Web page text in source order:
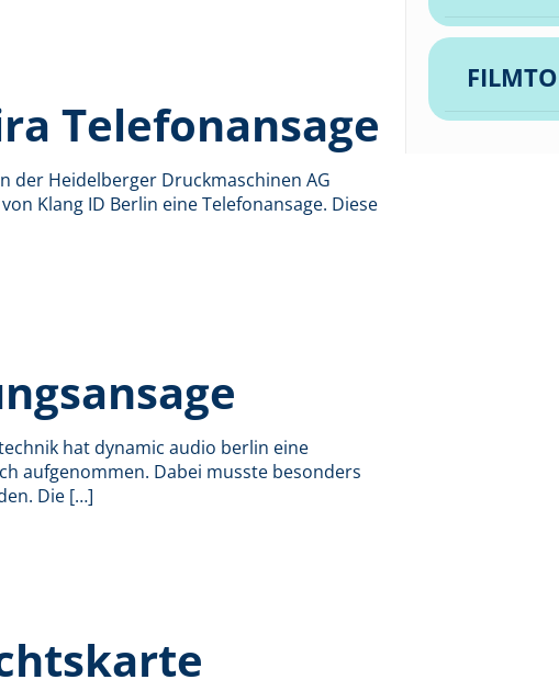
Telefonansage
der Heidelberger Druckmaschinen AG
Klang ID Berlin eine Telefonansage. Diese
hat dynamic audio berlin eine
aufgenommen. Dabei musste besonders
Die […]